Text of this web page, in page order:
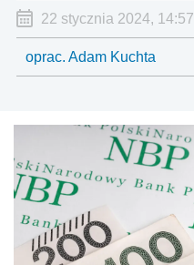
22 stycznia 2024, 14:57
oprac. Adam Kuchta